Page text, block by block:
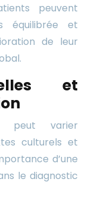
peuvent
équilibrée et
de leur
et
peut varier
culturels et
d’une
le diagnostic